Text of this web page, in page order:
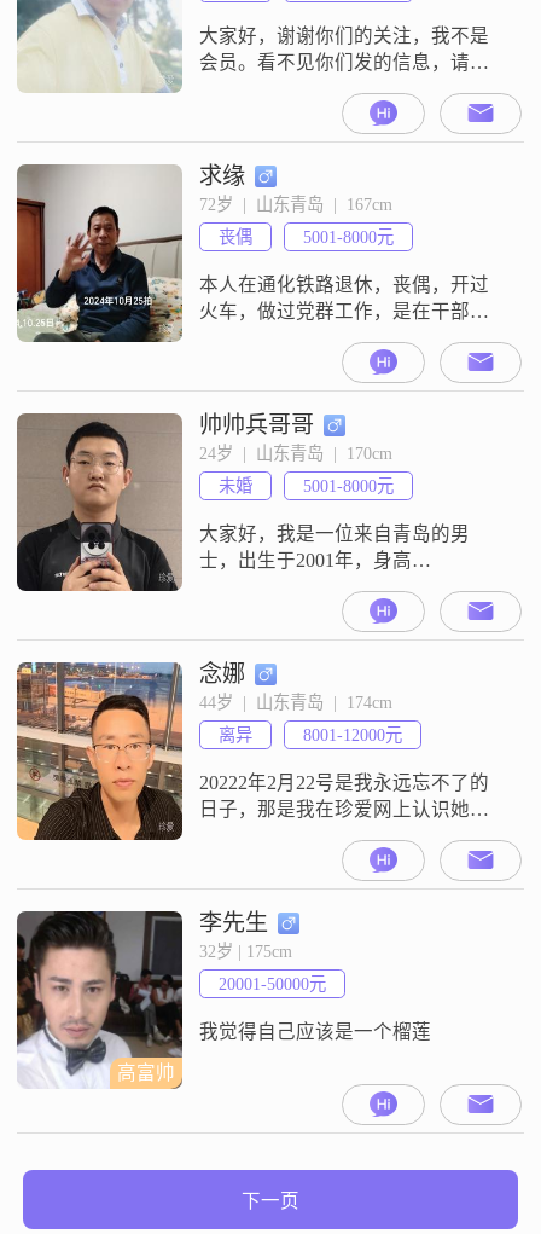
大家好，谢谢你们的关注，我不是
会员。看不见你们发的信息，请谅
求缘
72岁  |  山东青岛  |  167cm
丧偶
5001-8000元
本人在通化铁路退休，丧偶，开过
火车，做过党群工作，是在干部职
位上退居二线的，我性格温和，诚
实，处人和善，喜欢晨练，身心健
康，脚脚灵便，相貌小于实际年
龄，心态认知都还潮流。兄妹们都
在吉林通化，一女一儿在青岛工作
生活，事业有成，经济无负担，家
庭成员和谐和睦。通化和青岛胶州
李哥庄这两地都有自住楼宅，到这
平台寻一位60余岁、互
帅帅兵哥哥
24岁  |  山东青岛  |  170cm
未婚
5001-8000元
大家好，我是一位来自青岛的男
士，出生于2001年，身高
170cm##3002##目前，我在青岛有一
份稳定的工作，月收入在5001到
8000元之间##3002##我拥有大专学
历，在工作中我一直保持着认真负
责的态度##3002##我个人性格稳重
可靠，待人随和易相处##3002##在
我看来，家庭是最重要的，我会尽
自己最大的努
念娜
44岁  |  山东青岛  |  174cm
离异
8001-12000元
20222年2月22号是我永远忘不了的
日子，那是我在珍爱网上认识她以
后的结婚纪念日！如今她离我远
去，她说就是死也不想见到我了，
和我今生永无瓜葛！多么痛的一段
感情！娜，你就那么恨我吗？我知
道你能看到我，但是我没法跟你说
话！来生我还愿意娶你为妻，愿我
们早点相遇，恰巧你未嫁，我未
娶！
高富帅
李先生
32岁 | 175cm
20001-50000元
我觉得自己应该是一个榴莲
下一页